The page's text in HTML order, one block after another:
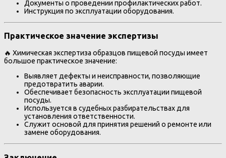
Документы о проведении профилактических работ.
Инструкция по эксплуатации оборудования.
Практическое значение экспертизы
🔥 Химическая экспертиза образцов пищевой посуды имеет
большое практическое значение:
Выявляет дефекты и неисправности, позволяющие
предотвратить аварии.
Обеспечивает безопасность эксплуатации пищевой
посуды.
Используется в судебных разбирательствах для
установления ответственности.
Служит основой для принятия решений о ремонте или
замене оборудования.